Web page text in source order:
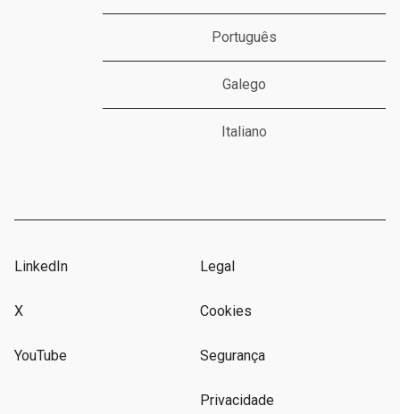
Português
Galego
Italiano
LinkedIn
X
YouTube
Legal
Cookies
Segurança
Privacidade